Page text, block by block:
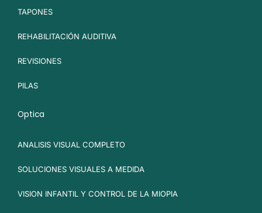
TAPONES
REHABILITACIÓN AUDITIVA
REVISIONES
PILAS
Optica
ANALISIS VISUAL COMPLETO
SOLUCIONES VISUALES A MEDIDA
VISION INFANTIL Y CONTROL DE LA MIOPIA